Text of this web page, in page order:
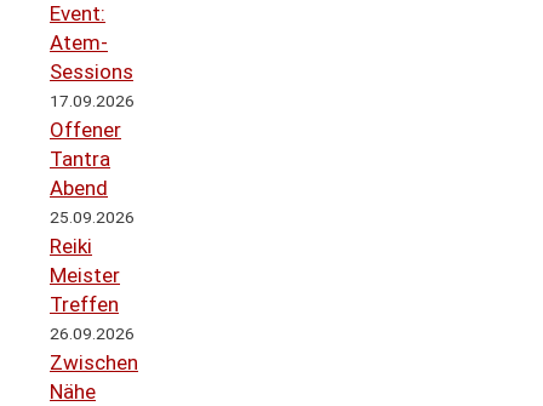
Event:
Atem-
Sessions
17.09.2026
Offener
Tantra
Abend
25.09.2026
Reiki
Meister
Treffen
26.09.2026
Zwischen
Nähe